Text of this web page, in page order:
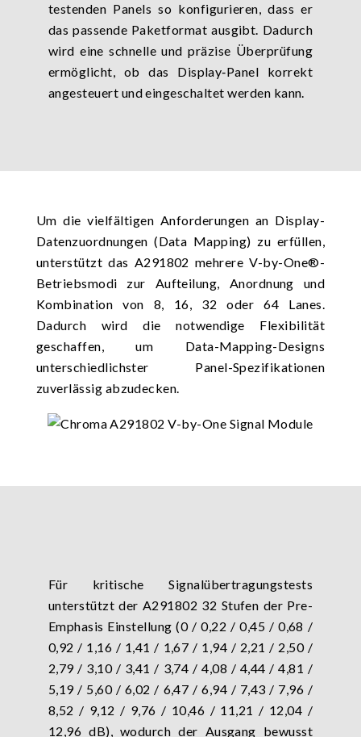
testenden Panels so konfigurieren, dass er
das passende Paketformat ausgibt. Dadurch
wird eine schnelle und präzise Überprüfung
ermöglicht, ob das Display‑Panel korrekt
angesteuert und eingeschaltet werden kann.
Um die vielfältigen Anforderungen an Display-
Datenzuordnungen (Data Mapping) zu erfüllen,
unterstützt das A291802 mehrere V-by-One®-
Betriebsmodi zur Aufteilung, Anordnung und
Kombination von 8, 16, 32 oder 64 Lanes.
Dadurch wird die notwendige Flexibilität
geschaffen, um Data-Mapping-Designs
unterschiedlichster Panel-Spezifikationen
zuverlässig abzudecken.
Für kritische Signalübertragungstests
unterstützt der A291802 32 Stufen der Pre-
Emphasis Einstellung (0 / 0,22 / 0,45 / 0,68 /
0,92 / 1,16 / 1,41 / 1,67 / 1,94 / 2,21 / 2,50 /
2,79 / 3,10 / 3,41 / 3,74 / 4,08 / 4,44 / 4,81 /
5,19 / 5,60 / 6,02 / 6,47 / 6,94 / 7,43 / 7,96 /
8,52 / 9,12 / 9,76 / 10,46 / 11,21 / 12,04 /
12,96 dB), wodurch der Ausgang bewusst